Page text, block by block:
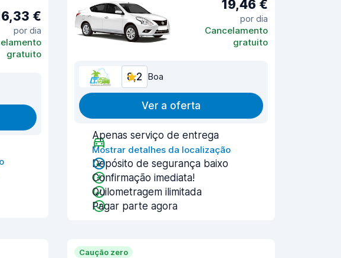
€
por dia
gratuito
19,46 €
por dia
Cancelamento
gratuito
8,2 Boa
Ver a oferta
Apenas serviço de entrega
Mostrar detalhes da localização
Depósito de segurança baixo
Confirmação imediata!
Quilometragem ilimitada
Pagar parte agora
Caução zero